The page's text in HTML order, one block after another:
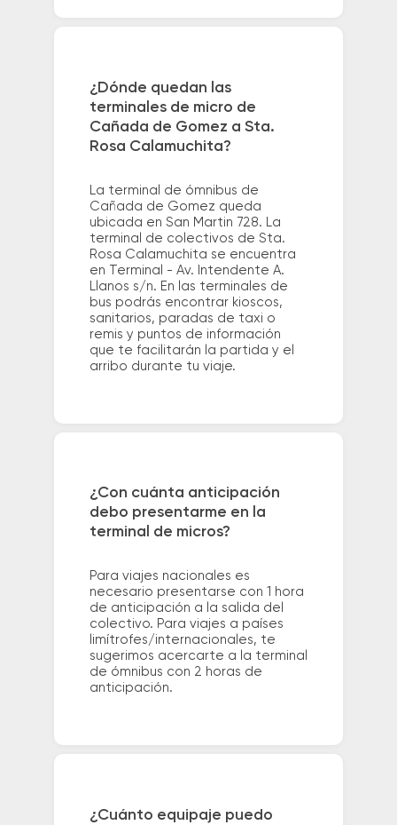
¿Dónde quedan las
terminales de micro de
Cañada de Gomez a Sta.
Rosa Calamuchita?
La terminal de ómnibus de
Cañada de Gomez queda
ubicada en San Martin 728. La
terminal de colectivos de Sta.
Rosa Calamuchita se encuentra
en Terminal - Av. Intendente A.
Llanos s/n. En las terminales de
bus podrás encontrar kioscos,
sanitarios, paradas de taxi o
remis y puntos de información
que te facilitarán la partida y el
arribo durante tu viaje.
¿Con cuánta anticipación
debo presentarme en la
terminal de micros?
Para viajes nacionales es
necesario presentarse con 1 hora
de anticipación a la salida del
colectivo. Para viajes a países
limítrofes/internacionales, te
sugerimos acercarte a la terminal
de ómnibus con 2 horas de
anticipación.
¿Cuánto equipaje puedo